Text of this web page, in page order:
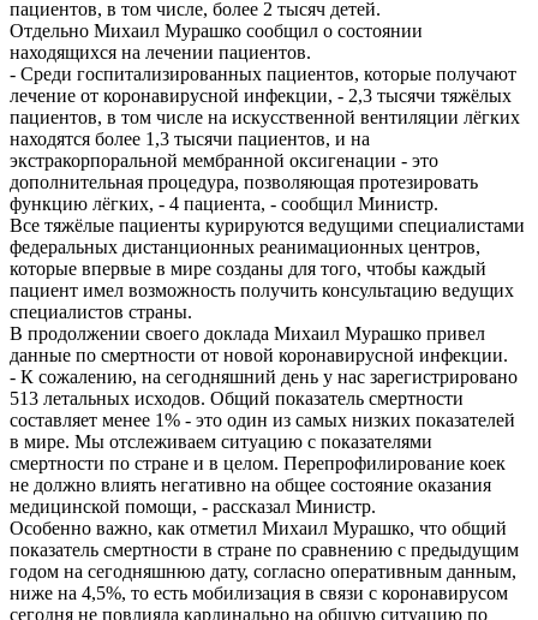
пациентов, в том числе, более 2 тысяч детей.
Отдельно Михаил Мурашко сообщил о состоянии
находящихся на лечении пациентов.
- Среди госпитализированных пациентов, которые получают
лечение от коронавирусной инфекции, - 2,3 тысячи тяжёлых
пациентов, в том числе на искусственной вентиляции лёгких
находятся более 1,3 тысячи пациентов, и на
экстракорпоральной мембранной оксигенации - это
дополнительная процедура, позволяющая протезировать
функцию лёгких, - 4 пациента, - сообщил Министр.
Все тяжёлые пациенты курируются ведущими специалистами
федеральных дистанционных реанимационных центров,
которые впервые в мире созданы для того, чтобы каждый
пациент имел возможность получить консультацию ведущих
специалистов страны.
В продолжении своего доклада Михаил Мурашко привел
данные по смертности от новой коронавирусной инфекции.
- К сожалению, на сегодняшний день у нас зарегистрировано
513 летальных исходов. Общий показатель смертности
составляет менее 1% - это один из самых низких показателей
в мире. Мы отслеживаем ситуацию с показателями
смертности по стране и в целом. Перепрофилирование коек
не должно влиять негативно на общее состояние оказания
медицинской помощи, - рассказал Министр.
Особенно важно, как отметил Михаил Мурашко, что общий
показатель смертности в стране по сравнению с предыдущим
годом на сегодняшнюю дату, согласно оперативным данным,
ниже на 4,5%, то есть мобилизация в связи с коронавирусом
сегодня не повлияла кардинально на общую ситуацию по